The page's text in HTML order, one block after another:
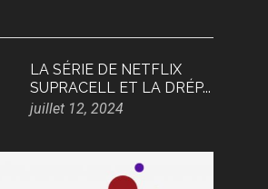
LA SÉRIE DE NETFLIX
SUPRACELL ET LA DRÉP...
juillet 12, 2024